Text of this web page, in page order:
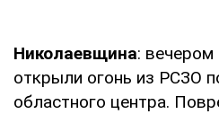
Николаевщина: вечером
открыли огонь из РСЗО
областного центра.